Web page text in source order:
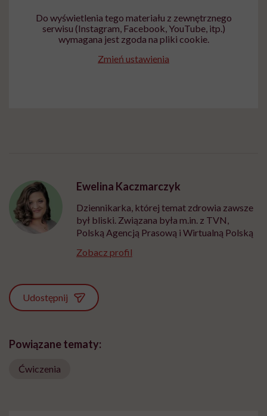
Do wyświetlenia tego materiału z zewnętrznego
serwisu (Instagram, Facebook, YouTube, itp.)
wymagana jest zgoda na pliki cookie.
Zmień ustawienia
Ewelina Kaczmarczyk
Dziennikarka, której temat zdrowia zawsze
był bliski. Związana była m.in. z TVN,
Polską Agencją Prasową i Wirtualną Polską
Zobacz profil
Udostępnij
Powiązane tematy:
Ćwiczenia